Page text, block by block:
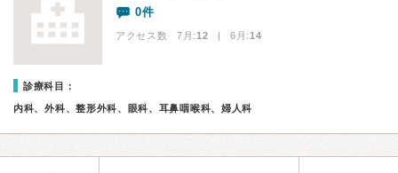
0件
アクセス数 7月:12 | 6月:14
診療科目：
内科、外科、整形外科、眼科、耳鼻咽喉科、婦人科